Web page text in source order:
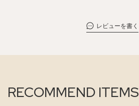
レビューを書く
RECOMMEND ITEMS